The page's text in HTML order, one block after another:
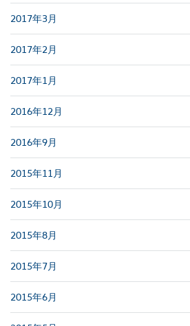
2017年3月
2017年2月
2017年1月
2016年12月
2016年9月
2015年11月
2015年10月
2015年8月
2015年7月
2015年6月